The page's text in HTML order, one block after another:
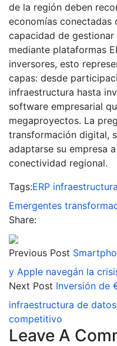
de la región deben
economías conectadas
capacidad de
mediante plataformas
inversores, esto
capas: desde
infraestructura hasta
software empresarial
megaproyectos. La
transformación digital,
adaptarse su empresa
conectividad regional.
Tags:ERP infraestructura
Emergentes
Share:
Previous Post
y Apple navegán la
Next Post Inversión de
infraestructura de
competitivo
Leave A